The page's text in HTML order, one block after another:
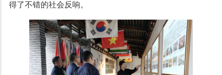
得了不错的社会反响。